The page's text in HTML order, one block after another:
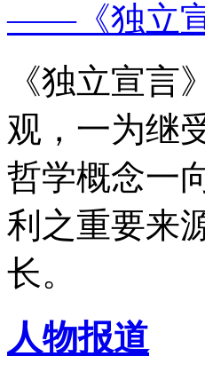
——《独立
《独立宣
观，一为继
哲学概念一
利之重要来
长。
人物报道